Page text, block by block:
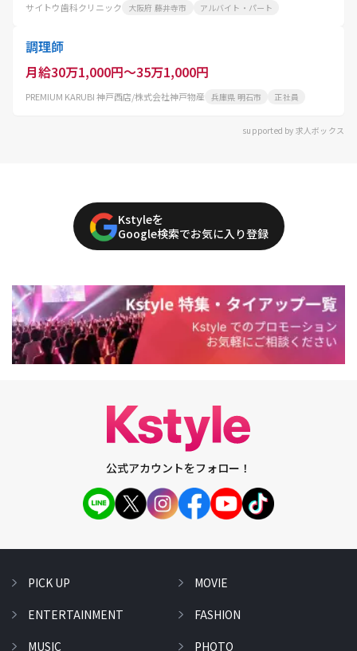
サイトウ歯科クリニック 大阪府 藤井寺市 アルバイト・パート
調理師
月給30万1,000円～35万1,000円
PREMIUM KARUBI 神戸西店/株式会社神戸物産 兵庫県 明石市 正社員
supported by 求人ボックス
Kstyleを
Google検索でお気に入り登録
公式アカウントをフォロー！
PICK UP
ENTERTAINMENT
MUSIC
MOVIE
FASHION
PHOTO